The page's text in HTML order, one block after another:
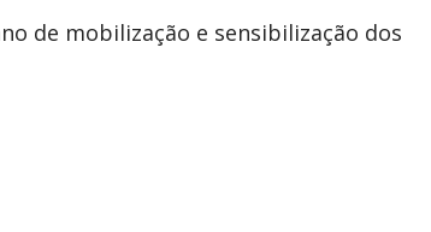
de mobilização e sensibilização dos